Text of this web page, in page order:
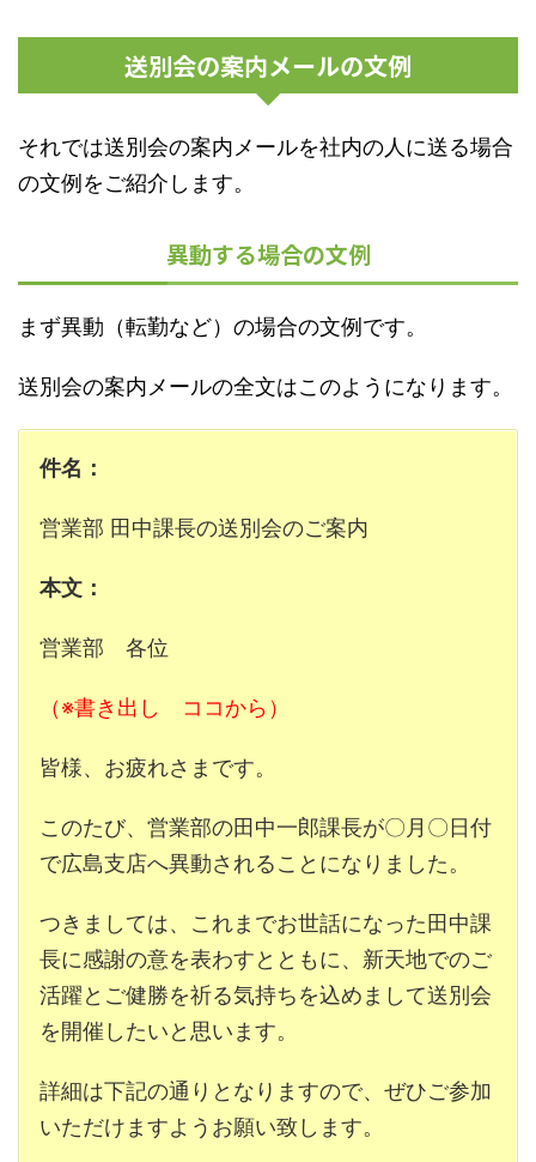
送別会の案内メールの文例
それでは送別会の案内メールを社内の人に送る場合
の文例をご紹介します。
異動する場合の文例
まず異動（転勤など）の場合の文例です。
送別会の案内メールの全文はこのようになります。
件名：
営業部 田中課長の送別会のご案内
本文：
営業部 各位
（※書き出し ココから）
皆様、お疲れさまです。
このたび、営業部の田中一郎課長が〇月〇日付
で広島支店へ異動されることになりました。
つきましては、これまでお世話になった田中課
長に感謝の意を表わすとともに、新天地でのご
活躍とご健勝を祈る気持ちを込めまして送別会
を開催したいと思います。
詳細は下記の通りとなりますので、ぜひご参加
いただけますようお願い致します。